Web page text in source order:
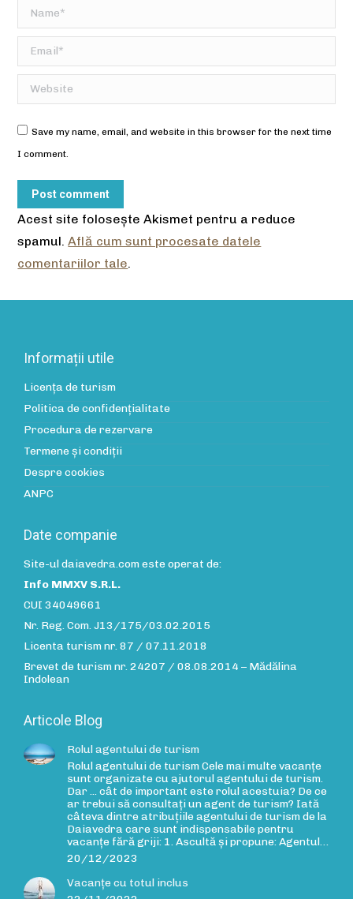
Name *
Email *
Website
Save my name, email, and website in this browser for the next time
I comment.
Post comment
Acest site folosește Akismet pentru a reduce
spamul.Află cum sunt procesate datele
comentariilor tale.
Informații utile
Licența de turism
Politica de confidenţialitate
Procedura de rezervare
Termene și condiții
Despre cookies
ANPC
Date companie
Site-ul daiavedra.com este operat de:
Info MMXV S.R.L.
CUI 34049661
Nr. Reg. Com. J13/175/03.02.2015
Licenta turism nr. 87 / 07.11.2018
Brevet de turism nr. 24207 / 08.08.2014 – Mădălina
Indolean
Articole Blog
Rolul agentului de turism
Rolul agentului de turism Cele mai multe vacanțe
sunt organizate cu ajutorul agentului de turism.
Dar ... cât de important este rolul acestuia? De ce
ar trebui să consultați un agent de turism? Iată
câteva dintre atribuțiile agentului de turism de la
Daiavedra care sunt indispensabile pentru
vacanțe fără griji: 1. Ascultă și propune: Agentul…
20/12/2023
Vacanțe cu totul inclus